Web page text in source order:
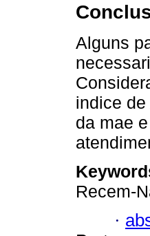
Alguns
indice
da mae
Recem-
·